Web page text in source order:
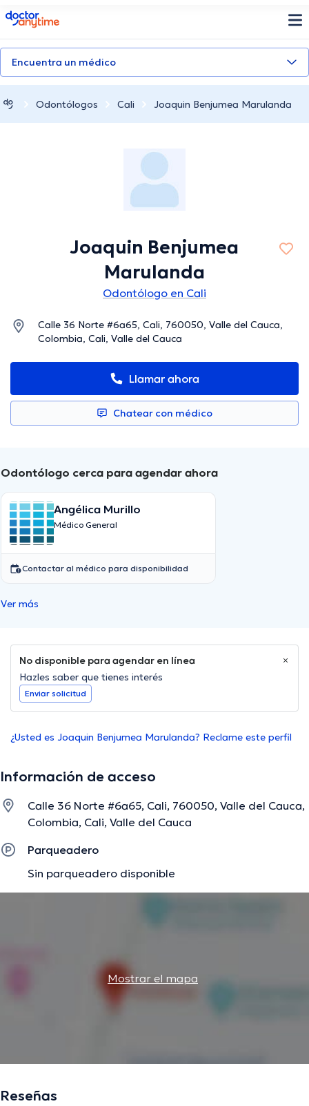
doctoranytime
Encuentra un médico
Odontólogos Cali Joaquin Benjumea Marulanda
Joaquin Benjumea
Marulanda
Odontólogo en Cali
Calle 36 Norte #6a65, Cali, 760050, Valle del Cauca,
Colombia, Cali, Valle del Cauca
Llamar ahora
Chatear con médico
Odontólogo cerca para agendar ahora
Angélica Murillo
Médico General
Contactar al médico para disponibilidad
Ver más
No disponible para agendar en línea
Hazles saber que tienes interés
Enviar solicitud
¿Usted es Joaquin Benjumea Marulanda? Reclame este perfil
Información de acceso
Calle 36 Norte #6a65, Cali, 760050, Valle del Cauca,
Colombia, Cali, Valle del Cauca
Parqueadero
Sin parqueadero disponible
Mostrar el mapa
Reseñas